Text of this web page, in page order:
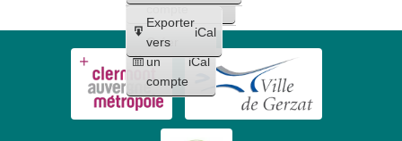
compte
Créer
un
compte
iCal
Exporter
vers
iCal